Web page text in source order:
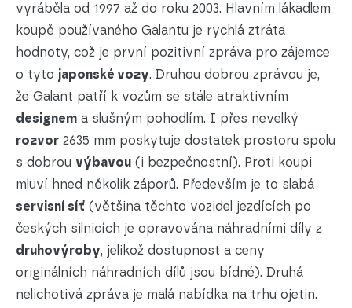
vyráběla od 1997 až do roku 2003. Hlavním lákadlem
koupě používaného Galantu je rychlá ztráta
hodnoty, což je první pozitivní zpráva pro zájemce
o tyto japonské vozy. Druhou dobrou zprávou je,
že Galant patří k vozům se stále atraktivním
designem a slušným pohodlím. I přes nevelký
rozvor 2635 mm poskytuje dostatek prostoru spolu
s dobrou výbavou (i bezpečnostní). Proti koupi
mluví hned několik záporů. Především je to slabá
servisní síť (většina těchto vozidel jezdících po
českých silnicích je opravována náhradními díly z
druhovýroby, jelikož dostupnost a ceny
originálních náhradních dílů jsou bídné). Druhá
nelichotivá zpráva je malá nabídka na trhu ojetin.